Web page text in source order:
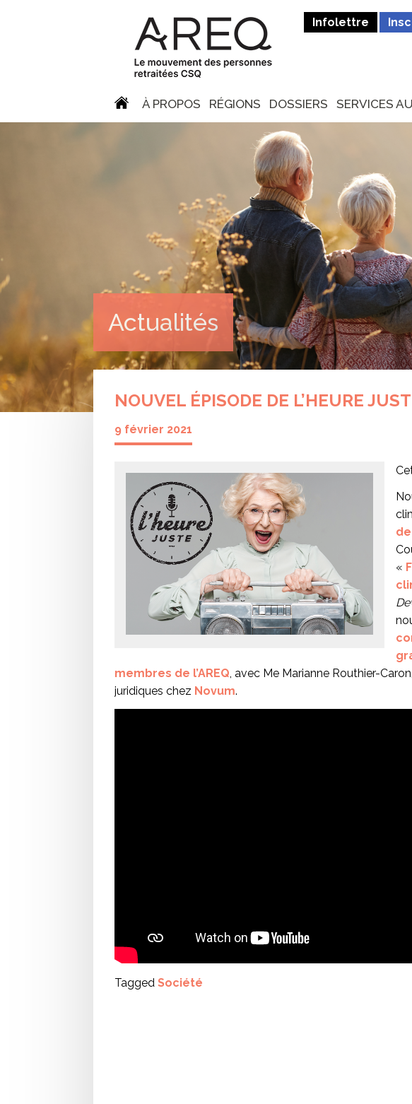
Infolettre
À PROPOS RÉGIONS DOSSIERS SERVICES
Actualités
NOUVEL ÉPISODE DE L’HEURE
9 février 2021
«
membres de l’AREQ, avec Me Marianne Routhier-
juridiques chez Novum.
Tagged Société